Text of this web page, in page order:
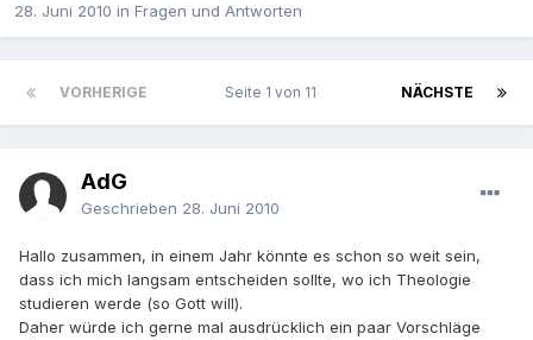
28. Juni 2010 in Fragen und Antworten
VORHERIGE NÄCHSTE
Seite 1 von 11
AdG
Geschrieben 28. Juni 2010
Hallo zusammen, in einem Jahr könnte es schon so weit sein,
dass ich mich langsam entscheiden sollte, wo ich Theologie
studieren werde (so Gott will).
Daher würde ich gerne mal ausdrücklich ein paar Vorschläge